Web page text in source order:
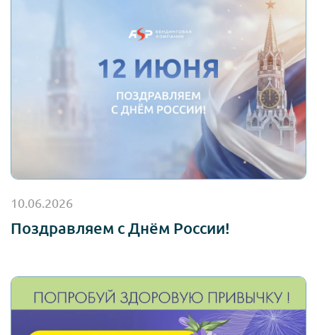
10.06.2026
Поздравляем с Днём России!